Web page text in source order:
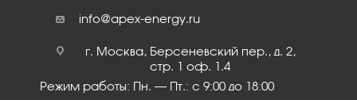
info@apex-energy.ru
г. Москва, Берсеневский пер., д. 2,
стр. 1 оф. 1.4
Режим работы: Пн. – Пт.: с 9:00 до 18:00